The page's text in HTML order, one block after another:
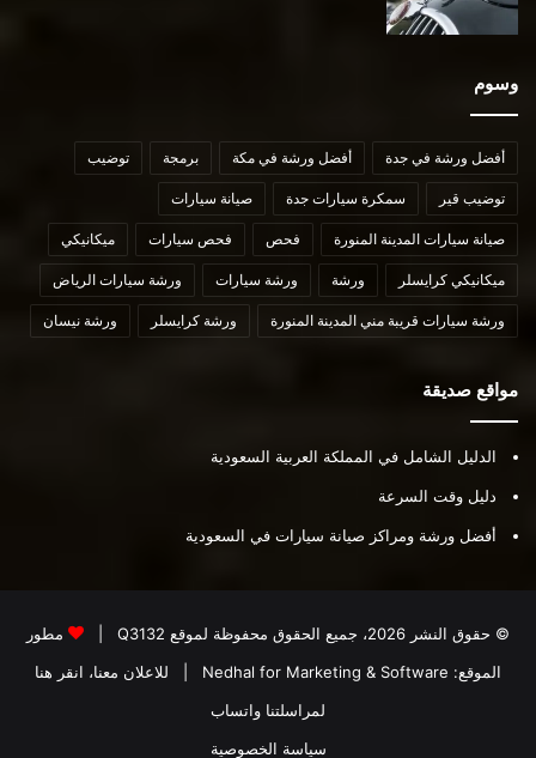
وسوم
أفضل ورشة في جدة أفضل ورشة في مكة برمجة توضيب
توضيب قير سمكرة سيارات جدة صيانة سيارات
صيانة سيارات المدينة المنورة فحص فحص سيارات ميكانيكي
ميكانيكي كرايسلر ورشة ورشة سيارات ورشة سيارات الرياض
ورشة سيارات قريبة مني المدينة المنورة ورشة كرايسلر ورشة نيسان
مواقع صديقة
الدليل الشامل في المملكة العربية السعودية
دليل وقت السرعة
أفضل ورشة ومراكز صيانة سيارات في السعودية
© حقوق النشر 2026، جميع الحقوق محفوظة لموقع Q3132
مطور
الموقع: Nedhal for Marketing & Software
للاعلان معنا، انقر هنا
لمراسلتنا واتساب
سياسة الخصوصية